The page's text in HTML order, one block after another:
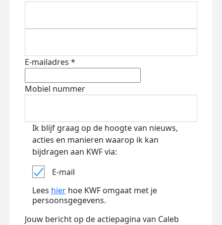
E-mailadres *
Mobiel nummer
Ik blijf graag op de hoogte van nieuws,
acties en manieren waarop ik kan
bijdragen aan KWF via:
E-mail
Lees hier hoe KWF omgaat met je
persoonsgegevens.
Jouw bericht op de actiepagina van Caleb